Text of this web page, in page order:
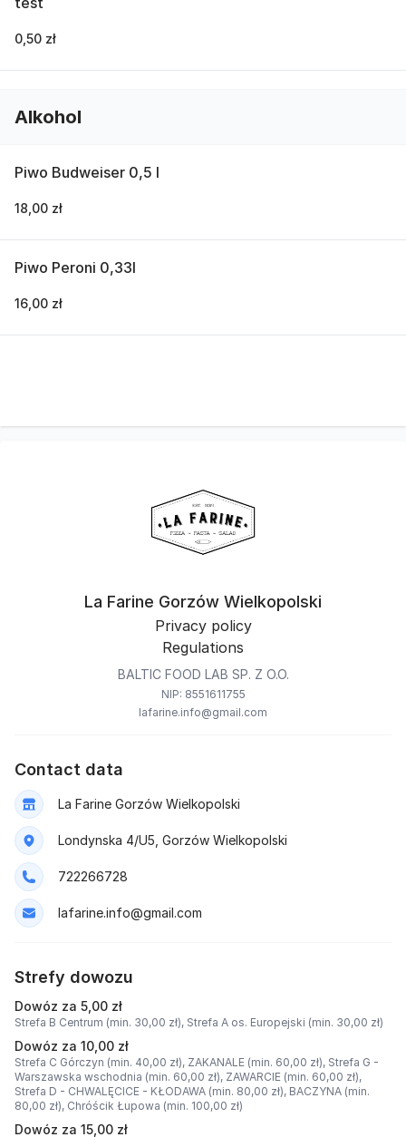
0,50 zł
Alkohol
Piwo Budweiser 0,5 l
18,00 zł
Piwo Peroni 0,33l
16,00 zł
La Farine Gorzów Wielkopolski
Privacy policy
Regulations
BALTIC FOOD LAB SP. Z O.O.
NIP: 8551611755
lafarine.info@gmail.com
Contact data
La Farine Gorzów Wielkopolski
Londynska 4/U5, Gorzów Wielkopolski
722266728
lafarine.info@gmail.com
Strefy dowozu
Dowóz za 5,00 zł
Strefa B Centrum (min. 30,00 zł), Strefa A os. Europejski (min. 30,00 zł)
Dowóz za 10,00 zł
Strefa C Górczyn (min. 40,00 zł), ZAKANALE (min. 60,00 zł), Strefa G -
Warszawska wschodnia (min. 60,00 zł), ZAWARCIE (min. 60,00 zł),
Strefa D - CHWALĘCICE - KŁODAWA (min. 80,00 zł), BACZYNA (min.
80,00 zł), Chróścik Łupowa (min. 100,00 zł)
Dowóz za 15,00 zł